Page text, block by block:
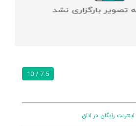
تجهیزات باربیکیو